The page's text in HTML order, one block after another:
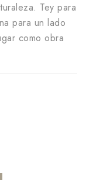
Tey para
para un lado
como obra